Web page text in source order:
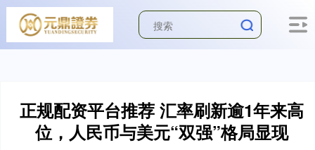
正规配资平台推荐 汇率刷新逾1年来高
位，人民币与美元“双强”格局显现